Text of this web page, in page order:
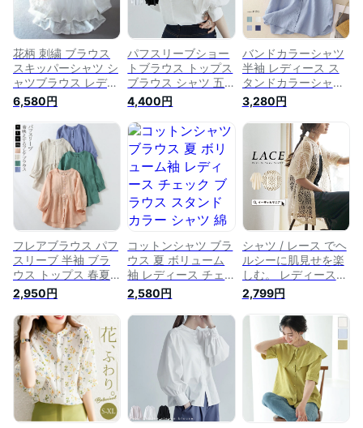
花柄 刺繍 ブラウス
スキッパーシャツ シ
ャツブラウス レディ
ース トップス 春 夏
白 七分袖 五分袖 パ
フスリーブ 大きいサ
イズ 透け感 ゆった
り バンドカラー ス
タンドカラー 小花柄
大人可愛い カジュア
6,580円
パフスリーブショー
トブラウス トップス
ブラウス シャツ 五
分袖 七分袖 綿 綿
100 パフスリーブ ボ
リューム袖 バルーン
袖 バンドカラー ス
タンドカラー
4,400円
バンドカラーシャツ
半袖 レディース ス
タンドカラーシャツ
五分袖 ブラウス シ
ャツ 大きいサイズ
ゆったり 半袖シャツ
シャツ 5分袖 夏 ブラ
ウス シャツブラウス
トップス スタンドカ
ラー 薄手 ゆるシャ
ツ カジュアル
3,280円
フレアブラウス パフ
スリーブ 半袖 ブラ
ウス トップス 春夏
半袖シャツ レディー
ス 半袖ブラウス お
しゃれ シャツブラウ
ス ショート丈ブラウ
ス 前開き シャツ フ
レア 春シャツ ショ
ート丈 スタンドカラ
ー バンドカラー ギ
ャザー カジュアル
2,950円
コットンシャツ ブラ
ウス 夏 ボリューム
袖 レディース チェ
ック ブラウス スタ
ンドカラー シャツ
綿ガーゼ 大人可愛い
トップス パフスリー
ブシャツ 大きいサイ
ズ ゆったり 柔らか
カジュアル おしゃれ
ネイビー ベージュ
グレー 送料無料
2,580円
シャツ / レース でヘ
ルシーに肌見せを楽
しむ。 レディース
トップス ブラウス
半袖 半そで 五分袖
パフスリーブ バンド
カラー シアーシャツ
シアー 透け感 薄手
羽織り 大きいサイズ
ゆったり ナチュラル
夏 【メール便可22】
◆レース パフスリー
ブシャツ
2,799円